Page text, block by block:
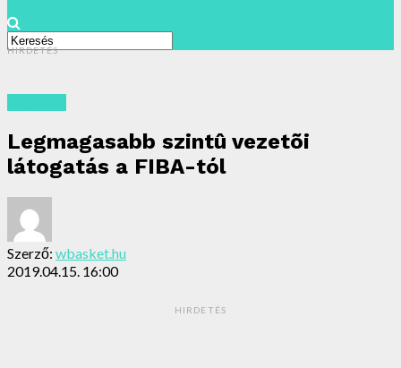
HIRDETÉS
Legmagasabb szintû vezetõi
látogatás a FIBA-tól
Szerző: wbasket.hu
2019.04.15. 16:00
HIRDETÉS